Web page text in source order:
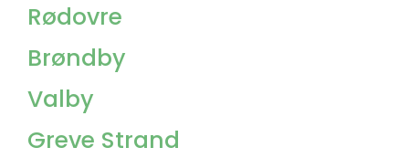
Rødovre
Brøndby
Valby
Greve Strand